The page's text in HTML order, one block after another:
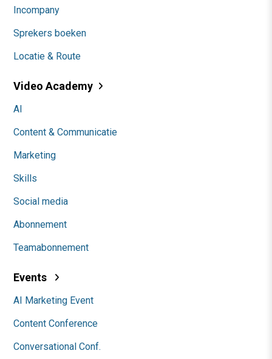
Incompany
Sprekers boeken
Locatie & Route
Video Academy
AI
Content & Communicatie
Marketing
Skills
Social media
Abonnement
Teamabonnement
Events
AI Marketing Event
Content Conference
Conversational Conf.